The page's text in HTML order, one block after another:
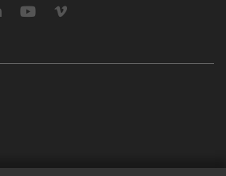
，从事与控制者有关或支持控制者的工具性
操作，而在其他情况下，则作为独立的数据控制
言而喻，在后一种情况下，将您的个人数据传
唯一目的是为了实现上文第 2 段所述目的。
输到欧盟以外的国家；但是，如果出于与供应